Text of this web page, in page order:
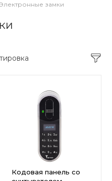
Электронные замки
Кодовая панель со